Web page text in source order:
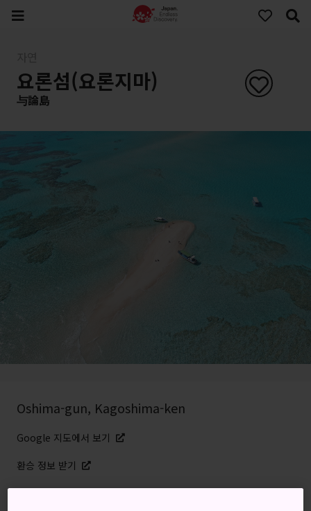
요론섬(요론지마)
与論島
Oshima-gun, Kagoshima-ken
Google 지도에서 보기
환승 정보 받기